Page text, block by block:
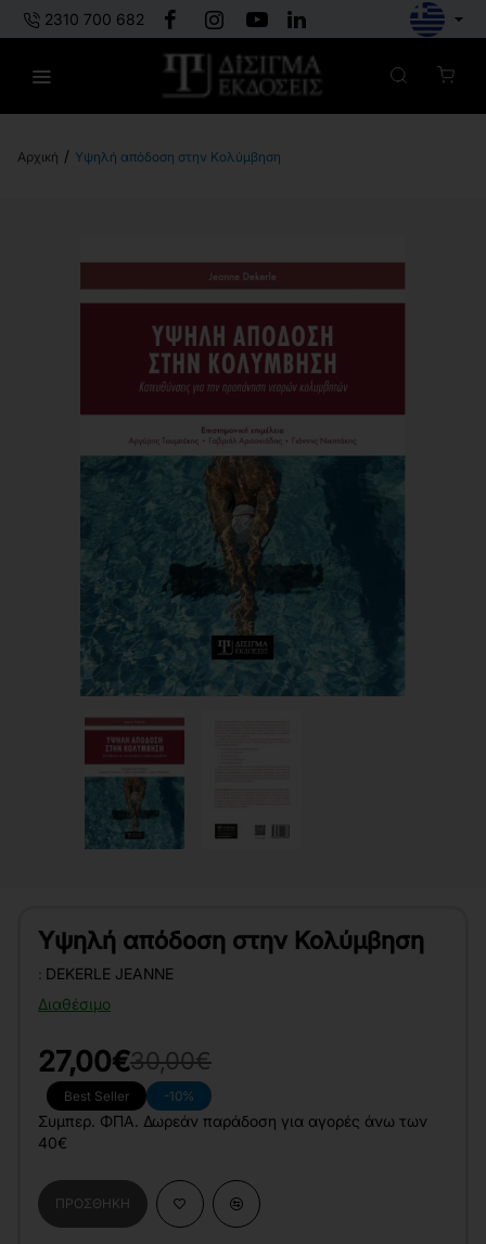
2310 700 682
Υψηλή απόδοση στην Κολύμβηση
Υψηλή απόδοση στην Κολύμβηση
Διαθέσιμο
: DEKERLE JEANNE
Best Seller -10%
27,00€30,00€
Συμπερ. ΦΠΑ. Δωρεάν παράδοση για αγορές άνω των
40€
ΠΡΟΣΘΉΚΗ